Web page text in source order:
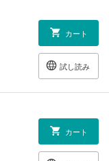
カート
試し読み
カート